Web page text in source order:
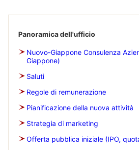
Panoramica dell'ufficio
Nuovo-Giappone Consulenza
Giappone)
Saluti
Regole di remunerazione
Pianificazione della nuova attività
Strategia di marketing
Offerta pubblica iniziale (IPO,